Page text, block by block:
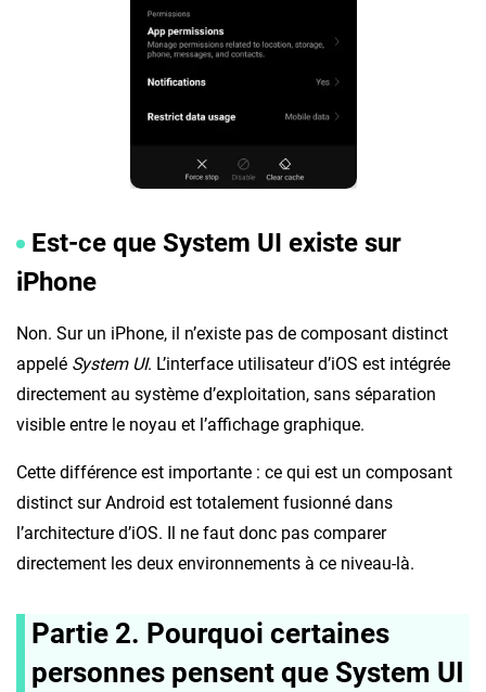
Est-ce que System UI existe sur
iPhone
Non. Sur un iPhone, il n’existe pas de composant distinct
appelé System UI. L’interface utilisateur d’iOS est intégrée
directement au système d’exploitation, sans séparation
visible entre le noyau et l’affichage graphique.
Cette différence est importante : ce qui est un composant
distinct sur Android est totalement fusionné dans
l’architecture d’iOS. Il ne faut donc pas comparer
directement les deux environnements à ce niveau-là.
Partie 2. Pourquoi certaines
personnes pensent que System UI